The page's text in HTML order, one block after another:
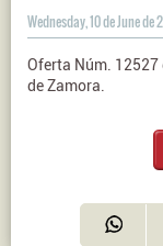
Wednesday, 10 de June de
Oferta Núm. 12527
de Zamora.